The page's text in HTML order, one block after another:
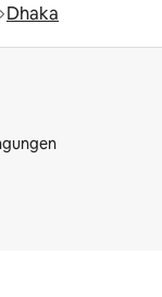
Dhaka